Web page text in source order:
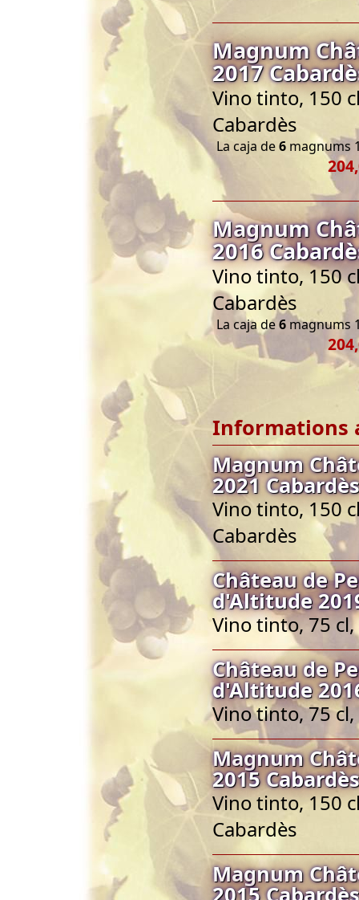
Magnum
2017
Vino tinto, 150
Cabardès
La caja de6 magnums
Magnum
2016
Vino tinto, 150
Cabardès
La caja de6 magnums
Informations
Magnum
2021
Vino tinto, 150
Cabardès
Château de
d'Altitude
Vino tinto, 75
Château de
d'Altitude
Vino tinto, 75
Magnum
2015
Vino tinto, 150
Cabardès
Magnum